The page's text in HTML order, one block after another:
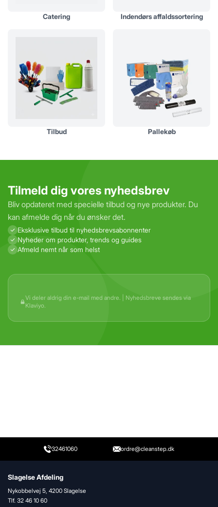
Catering Indendørs affaldssortering
Tilbud Pallekøb
Tilmeld dig vores nyhedsbrev
Bliv opdateret med specielle tilbud og nye produkter. Du
kan afmelde dig når du ønsker det.
Eksklusive tilbud til nyhedsbrevs­abonnenter
Nyheder om produkter, trends og guides
Afmeld nemt når som helst
Vi deler aldrig din e-mail med andre. | Nyhedsbreve sendes via
Klaviyo.
32461060 ordre@cleanstep.dk
Slagelse Afdeling
Nykobbelvej 5, 4200 Slagelse
Tlf. 32 46 10 60
Luk vindue